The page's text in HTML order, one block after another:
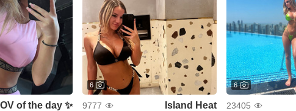
6
23405
6
Island Heat
9777
✨ POV of the day ✨